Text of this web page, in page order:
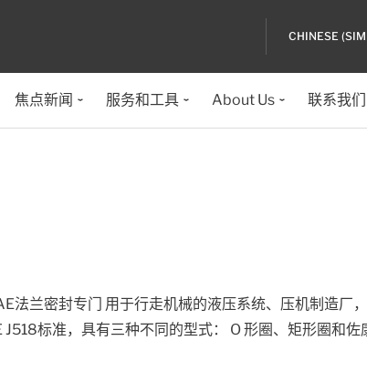
CHINESE
焦点新闻 服务和工具 About Us 联系我们
法兰密封专门 用于行走机械的液压系统、压机制造厂
标准，具有三种不同的型式： O 形圈、矩形圈和佐